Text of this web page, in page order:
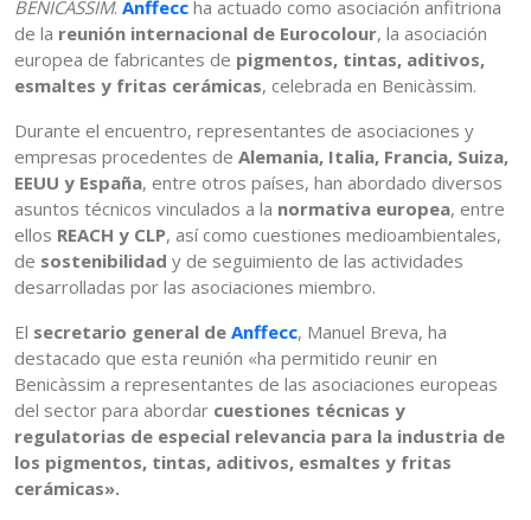
BENICÀSSIM. Anffecc ha actuado como asociación anfitriona
de la reunión internacional de Eurocolour, la asociación
europea de fabricantes de pigmentos, tintas, aditivos,
esmaltes y fritas cerámicas, celebrada en Benicàssim.
Durante el encuentro, representantes de asociaciones y
empresas procedentes de Alemania, Italia, Francia, Suiza,
EEUU y España, entre otros países, han abordado diversos
asuntos técnicos vinculados a la normativa europea, entre
ellos REACH y CLP, así como cuestiones medioambientales,
de sostenibilidad y de seguimiento de las actividades
desarrolladas por las asociaciones miembro.
El secretario general de Anffecc, Manuel Breva, ha
destacado que esta reunión «ha permitido reunir en
Benicàssim a representantes de las asociaciones europeas
del sector para abordar cuestiones técnicas y
regulatorias de especial relevancia para la industria de
los pigmentos, tintas, aditivos, esmaltes y fritas
cerámicas».